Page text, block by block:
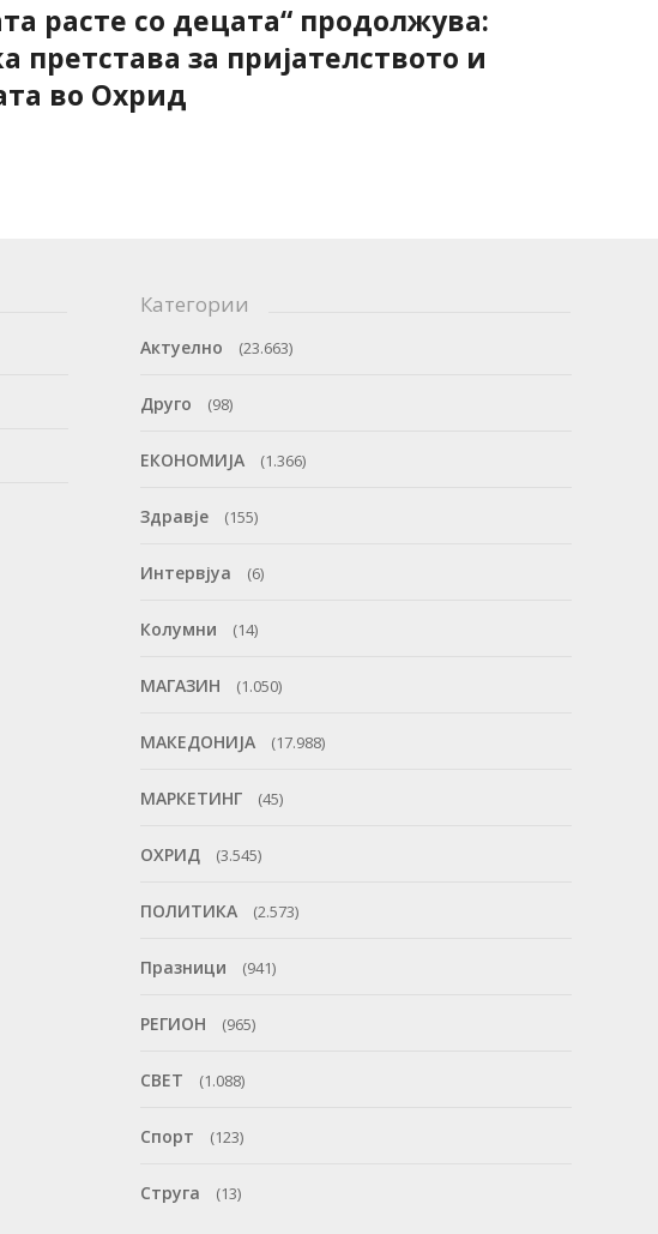
расте со децата“ продолжува:
претстава за пријателството и
во Охрид
Категории
Актуелно (23.663)
Друго (98)
ЕКОНОМИЈА (1.366)
Здравје (155)
Интервјуа (6)
Колумни (14)
МАГАЗИН (1.050)
МАКЕДОНИЈА (17.988)
МАРКЕТИНГ (45)
ОХРИД (3.545)
ПОЛИТИКА (2.573)
Празници (941)
РЕГИОН (965)
СВЕТ (1.088)
Спорт (123)
Струга (13)